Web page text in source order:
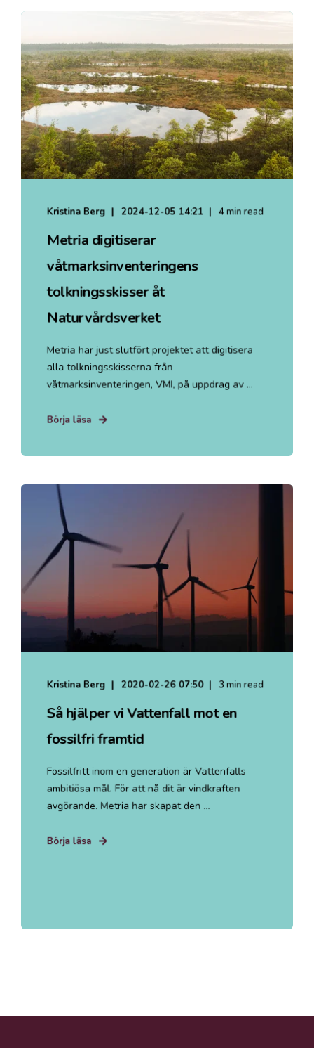
Kristina Berg 2024-12-05 14:21 4 min read
Metria digitiserar
våtmarksinventeringens
tolkningsskisser åt
Naturvårdsverket
Metria har just slutfört projektet att digitisera
alla tolkningsskisserna från
våtmarksinventeringen, VMI, på uppdrag av ...
Börja läsa
Kristina Berg 2020-02-26 07:50 3 min read
Så hjälper vi Vattenfall mot en
fossilfri framtid
Fossilfritt inom en generation är Vattenfalls
ambitiösa mål. För att nå dit är vindkraften
avgörande. Metria har skapat den ...
Börja läsa